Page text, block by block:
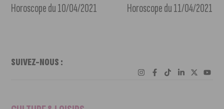
Horoscope du 10/04/2021 Horoscope du 11/04/2021
SUIVEZ-NOUS :